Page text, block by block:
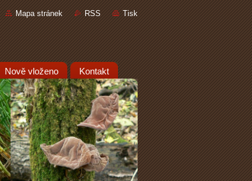
Mapa stránek RSS Tisk
Nově vloženo Kontakt